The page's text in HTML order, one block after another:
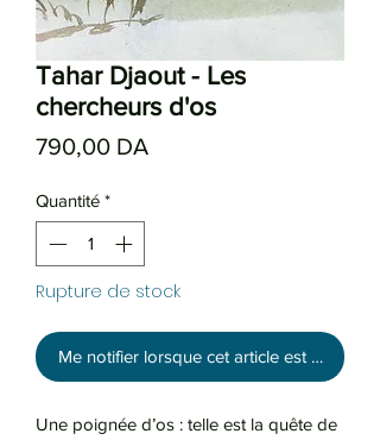
Tahar Djaout - Les
chercheurs d'os
790,00 DA
Quantité *
Rupture de stock
Me notifier lorsque cet article est disponible
Une poignée d’os : telle est la quête de